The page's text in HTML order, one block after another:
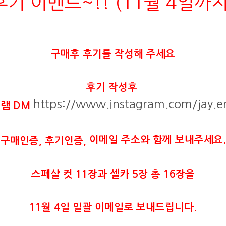
구매후 후기를 작성해 주세요
후기 작성후
DM
https://www.instagram.com/
구매인증, 후기인증, 이메일 주소와 함께 보내주세요.
스페샬 컷 11장과 셀카 5장 총 16장을
11월 4일 일괄 이메일로 보내드립니다.